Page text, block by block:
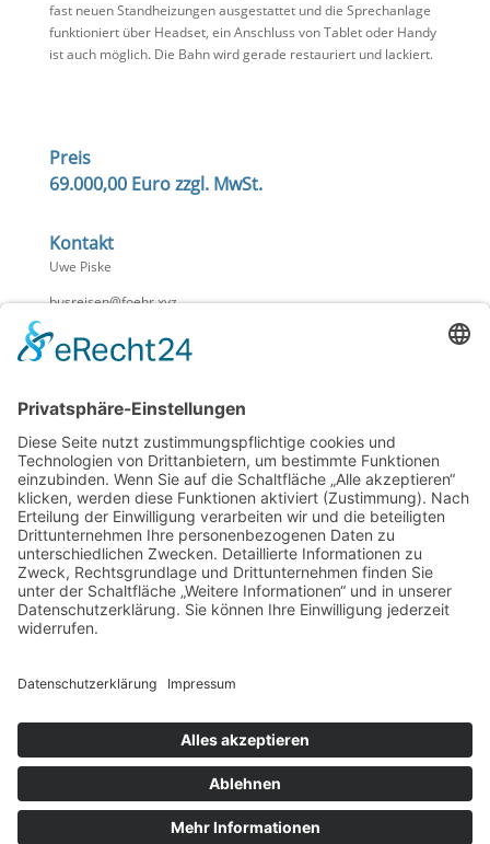
fast neuen Standheizungen ausgestattet und die Sprechanlage
funktioniert über Headset, ein Anschluss von Tablet oder Handy
ist auch möglich. Die Bahn wird gerade restauriert und lackiert.
Preis
69.000,00 Euro zzgl. MwSt.
Kontakt
Uwe Piske
busreisen@foehr.xyz
Dokumente

Zurück zu Angebote Wegebahnen &
Anhänger
Impressum Datenschutz
© Touristische Sonderverkehre & Wegebahnen e.V. ≡